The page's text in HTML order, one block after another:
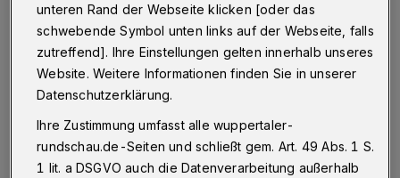
EHC Red Bull München (19:30 Uhr). Zwei Tage
später steigt am Sonntag in der Lanxess-
Arena der Klassiker gegen die Adler Mannheim
(16:30 Uhr). Am Dienstag sind dann die
Iserlohn Roosters zu Gast in der Domstadt
(19:30 Uhr).
unteren Rand der Webseite klicken [oder das
schwebende Symbol unten links auf der Webseite, falls
zutreffend]. Ihre Einstellungen gelten innerhalb unseres
Website. Weitere Informationen finden Sie in unserer
Datenschutzerklärung.
Ihre Zustimmung umfasst alle wuppertaler-
rundschau.de-Seiten und schließt gem. Art. 49 Abs. 1 S.
1 lit. a DSGVO auch die Datenverarbeitung außerhalb